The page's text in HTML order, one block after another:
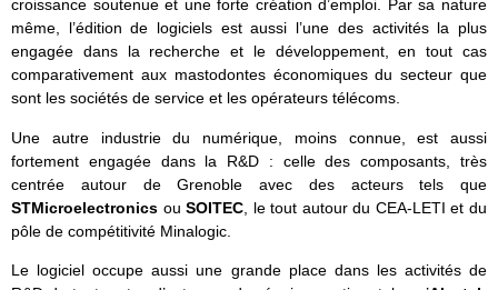
croissance soutenue et une forte création d’emploi. Par sa nature
même, l’édition de logiciels est aussi l’une des activités la plus
engagée dans la recherche et le développement, en tout cas
comparativement aux mastodontes économiques du secteur que
sont les sociétés de service et les opérateurs télécoms.
Une autre industrie du numérique, moins connue, est aussi
fortement engagée dans la R&D : celle des composants, très
centrée autour de Grenoble avec des acteurs tels que
STMicroelectronics ouSOITEC , le tout autour du CEA-LETI et du
pôle de compétitivité Minalogic.
Le logiciel occupe aussi une grande place dans les activités de